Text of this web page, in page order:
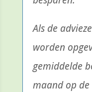
Als de
worden
gemiddelde
maand op